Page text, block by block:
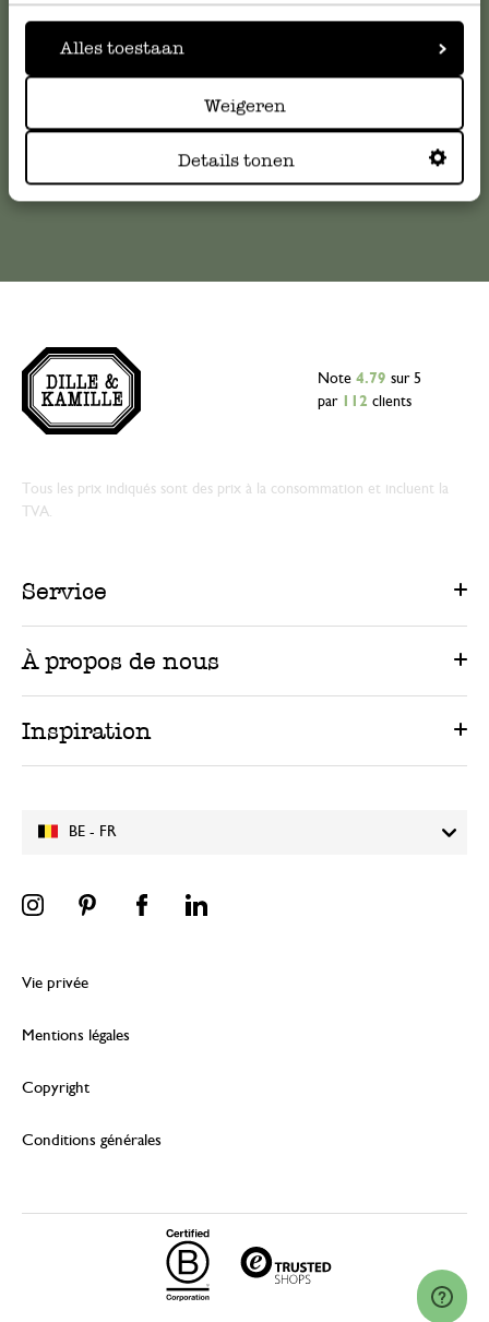
Alles toestaan
Weigeren
Details tonen
veuillez contacter notre service clientèle. Ou retrouvez ici
serviceclientele@dille-kamille.com
BE - FR
Note 4.79 sur 5
par
112 clients
Tous les prix indiqués sont des prix à la consommation et incluent la
TVA.
Service
À propos de nous
Inspiration
Vie privée
Mentions légales
Copyright
Conditions générales